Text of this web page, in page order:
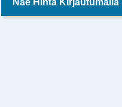
Näe Hinta Kirjautumalla